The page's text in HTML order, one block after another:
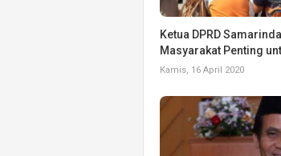
Ketua DPRD
Masyarakat Penting
Kamis, 16 April 2020